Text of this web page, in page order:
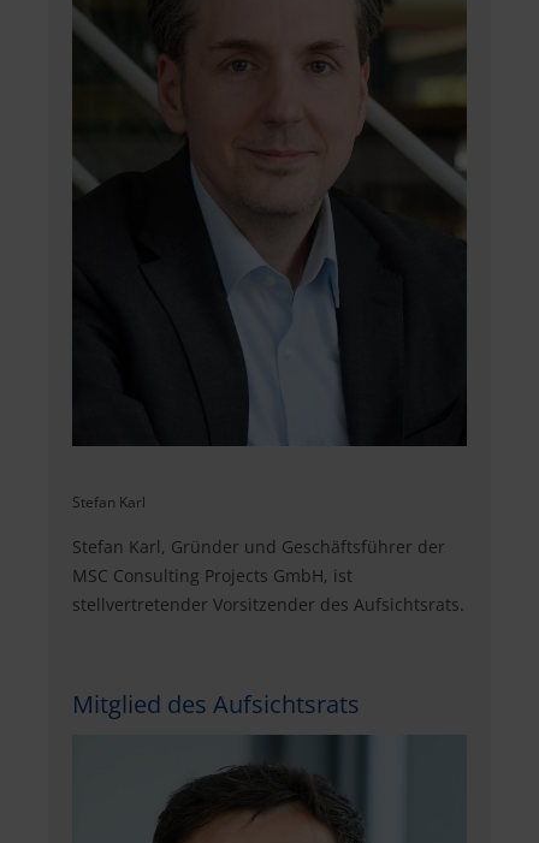
Stefan Karl
Stefan Karl, Gründer und Geschäftsführer der
MSC Consulting Projects GmbH, ist
stellvertretender Vorsitzender des Aufsichtsrats.
Mitglied des Aufsichtsrats